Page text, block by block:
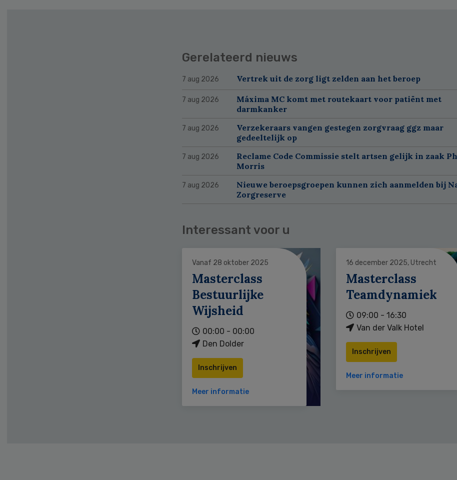
Gerelateerd nieuws
7 aug 2026 Vertrek uit de zorg ligt zelden aan het beroep
7 aug 2026
Máxima MC komt met routekaart voor patiënt met
darmkanker
7 aug 2026
Verzekeraars vangen gestegen zorgvraag ggz maar
gedeeltelijk op
7 aug 2026
Reclame Code Commissie stelt artsen gelijk in zaak
Morris
7 aug 2026
Nieuwe beroepsgroepen kunnen zich aanmelden bij
Zorgreserve
Interessant voor u
Vanaf 28 oktober 2025
Masterclass
Bestuurlijke
Wijsheid
00:00 - 00:00
Den Dolder
Inschrijven
Meer informatie
16 december 2025, Utrecht
Masterclass
Teamdynamiek
09:00 - 16:30
Van der Valk Hotel
Inschrijven
Meer informatie